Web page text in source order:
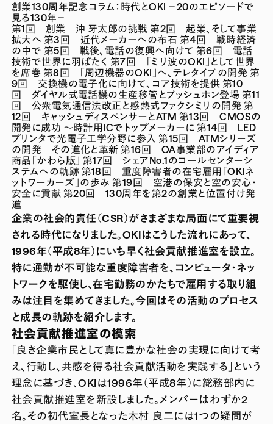
創業130周年記念コラム：時代とOKI －20のエピソードで
見る130年－
第1回 創業 沖 牙太郎の挑戦 第2回 起業、そして事業
拡大へ 第3回 近代メーカーへの布石 第4回 戦時経済
の中で 第5回 戦後、電話の復興へ向けて 第6回 電話
技術で世界に羽ばたく 第7回 「ミリ波のOKI」として世界
を席巻 第8回 「周辺機器のOKI」へ、テレタイプの開発 第
9回 交換機の電子化に向けて、コア技術を提供 第10
回 ダイヤル式電話機の生産移管とプッシュホン登場 第11
回 公衆電気通信法改正と感熱式ファクシミリの開発 第
12回 キャッシュディスペンサーとATM 第13回 CMOSの
開発に成功 ～時計用ICでトップメーカーに 第14回 LED
プリンタで光電子工学分野に参入 第15回 ATMシリーズ
の開発 その進化と革新 第16回 OA事業部のアイディア
商品「かわら版」 第17回 シェアNo.1のコールセンターシ
ステムへの軌跡 第18回 重度障害者の在宅雇用「OKIネ
ットワーカーズ」の歩み 第19回 空港の保安と空の安心・
安全に貢献 第20回 130周年を第2の創業と位置付け発
進
企業の社会的責任（CSR）がさまざまな局面にて重要視
される時代になりました。OKIはこうした流れにあって、
1996年（平成8年）にいち早く社会貢献推進室を設立。
特に通勤が不可能な重度障害者を、コンピュータ・ネッ
トワークを駆使し、在宅勤務のかたちで雇用する取り組
みは注目を集めてきました。今回はその活動のプロセス
と成長の軌跡を紹介します。
社会貢献推進室の模索
「良き企業市民として真に豊かな社会の実現に向けて考
え、行動し、共感を得る社会貢献活動を実践する」という
理念に基づき、OKIは1996年（平成8年）に総務部内に
社会貢献推進室を新設しました。メンバーはわずか2
名。その初代室長となった木村 良二には1つの疑問が